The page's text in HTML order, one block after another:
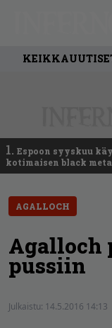
1. Espoon syyskuu
kotimaisen black
AGALLOCH
pussiin
Julkaistu: 14.5.2016 14:13